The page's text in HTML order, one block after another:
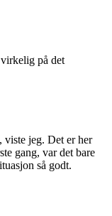
på det
viste jeg. Det er her
gang, var det bare
så godt.